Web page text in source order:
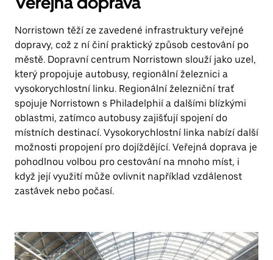
Norristown těží ze zavedené infrastruktury veřejné
dopravy, což z ní činí praktický způsob cestování po
městě. Dopravní centrum Norristown slouží jako uzel,
který propojuje autobusy, regionální železnici a
vysokorychlostní linku. Regionální železniční trať
spojuje Norristown s Philadelphií a dalšími blízkými
oblastmi, zatímco autobusy zajišťují spojení do
místních destinací. Vysokorychlostní linka nabízí další
možnosti propojení pro dojíždějící. Veřejná doprava je
pohodlnou volbou pro cestování na mnoho míst, i
když její využití může ovlivnit například vzdálenost
zastávek nebo počasí.